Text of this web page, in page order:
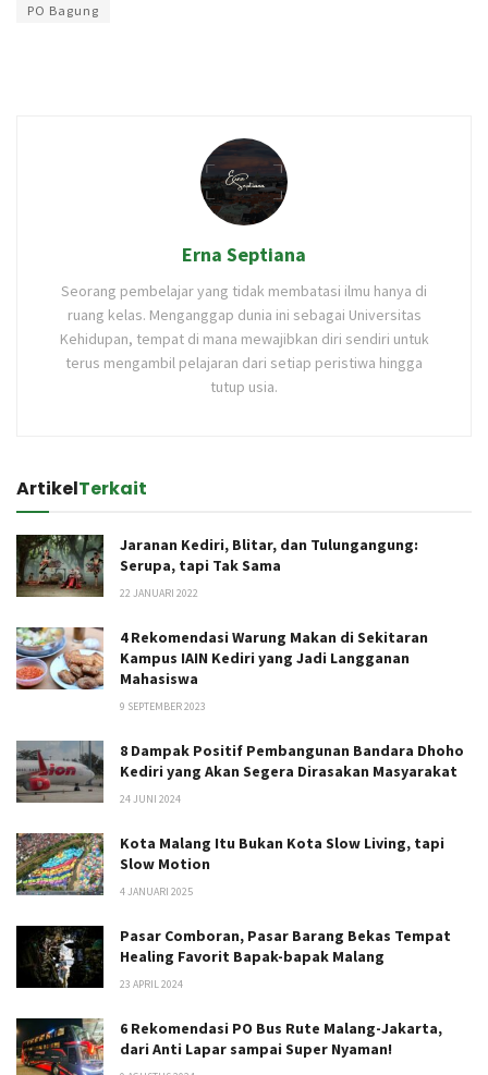
PO Bagung
Erna Septiana
Seorang pembelajar yang tidak membatasi ilmu hanya di
ruang kelas. Menganggap dunia ini sebagai Universitas
Kehidupan, tempat di mana mewajibkan diri sendiri untuk
terus mengambil pelajaran dari setiap peristiwa hingga
tutup usia.
ArtikelTerkait
Jaranan Kediri, Blitar, dan Tulungangung:
Serupa, tapi Tak Sama
22 JANUARI 2022
4 Rekomendasi Warung Makan di Sekitaran
Kampus IAIN Kediri yang Jadi Langganan
Mahasiswa
9 SEPTEMBER 2023
8 Dampak Positif Pembangunan Bandara Dhoho
Kediri yang Akan Segera Dirasakan Masyarakat
24 JUNI 2024
Kota Malang Itu Bukan Kota Slow Living, tapi
Slow Motion
4 JANUARI 2025
Pasar Comboran, Pasar Barang Bekas Tempat
Healing Favorit Bapak-bapak Malang
23 APRIL 2024
6 Rekomendasi PO Bus Rute Malang-Jakarta,
dari Anti Lapar sampai Super Nyaman!